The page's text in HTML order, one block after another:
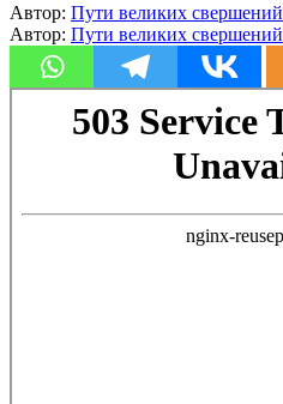
Автор: Пути великих свершений
Автор: Пути великих свершений